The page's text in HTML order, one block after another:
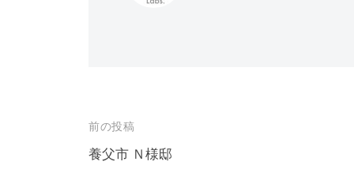
投
稿
前の投稿
養父市 Ｎ様邸